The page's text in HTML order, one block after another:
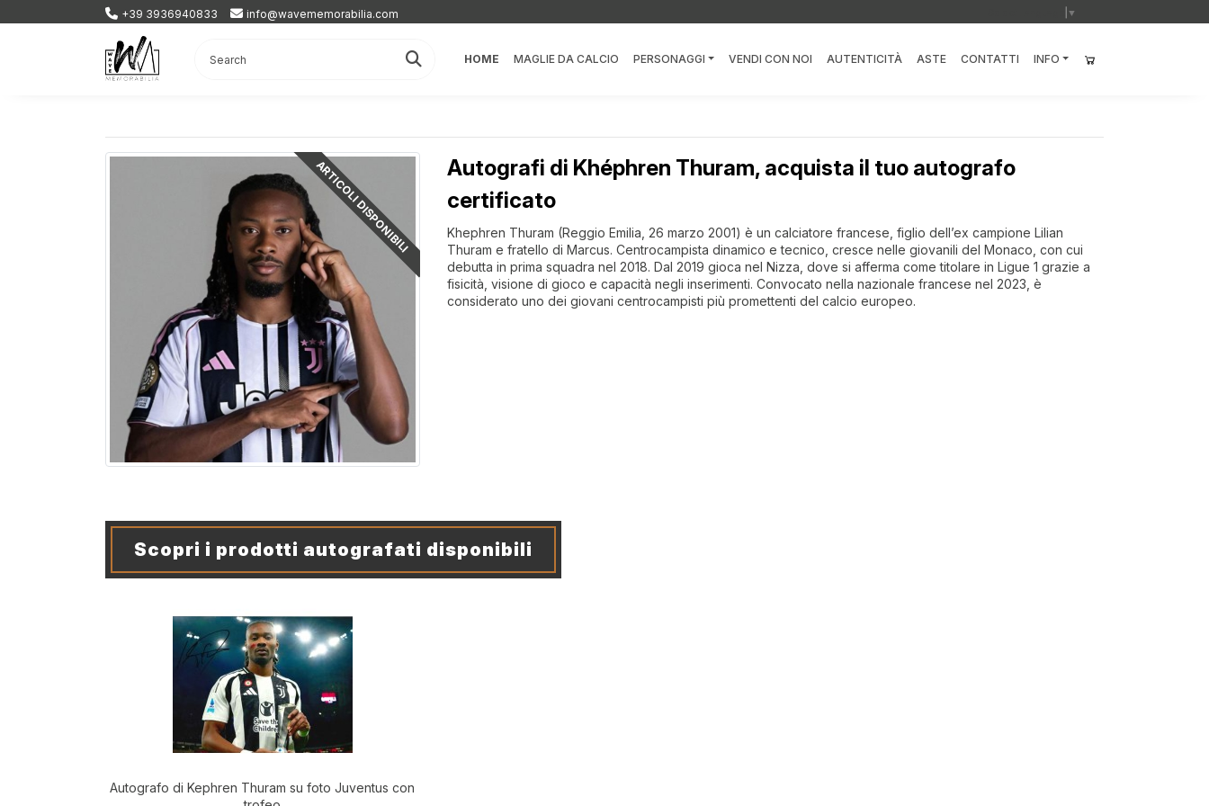
+39 3936940833 info@wavememorabilia.com ▼
HOME MAGLIE DA CALCIO PERSONAGGI VENDI CON NOI AUTENTICITÀ ASTE CONTATTI INFO
ARTICOLI DISPONIBILI
Autografi di Khéphren Thuram, acquista il tuo autografo
certificato
Khephren Thuram (Reggio Emilia, 26 marzo 2001) è un calciatore francese, figlio dell’ex campione Lilian
Thuram e fratello di Marcus. Centrocampista dinamico e tecnico, cresce nelle giovanili del Monaco, con cui
debutta in prima squadra nel 2018. Dal 2019 gioca nel Nizza, dove si afferma come titolare in Ligue 1 grazie a
fisicità, visione di gioco e capacità negli inserimenti. Convocato nella nazionale francese nel 2023, è
considerato uno dei giovani centrocampisti più promettenti del calcio europeo.
Scopri i prodotti autografati disponibili
Autografo di Kephren Thuram su foto Juventus con